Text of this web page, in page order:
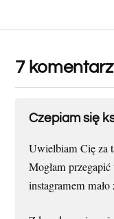
7
Czepiam się
Uwielbiam Cię za
Mogłam
instagramem